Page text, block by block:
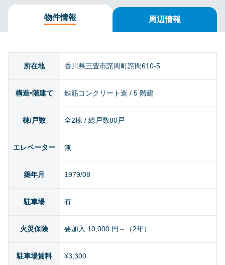
物件情報 周辺情報
所在地 香川県三豊市詫間町詫間610-5
構造•階建て 鉄筋コンクリート造 / 5 階建
棟/戸数 全2棟 / 総戸数80戸
エレベーター 無
築年月 1979/08
駐車場 有
火災保険 要加入 10,000 円～（2年）
駐車場賃料 ¥3,300